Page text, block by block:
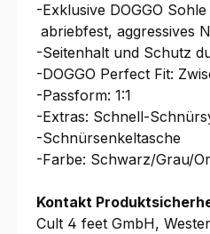
-Exklusive DOGGO
abriebfest, aggressives
-Seitenhalt und Schutz
-DOGGO Perfect Fit:
-Passform: 1:1
-Extras: Schnell-
-Schnürsenkeltasche
-Farbe: Schwarz/Grau/
Kontakt
Cult 4 feet GmbH,